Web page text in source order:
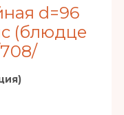
d=96
(блюдце